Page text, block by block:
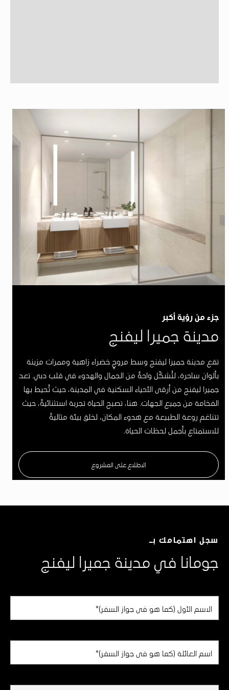
جزء من رؤية أكبر
مدينة جميرا ليفنج
تقع مدينة جميرا ليفنج وسط مروجٍ خضراء زاهية وممرات مزينة
بألوان ساحرة، لتُشكّل واحةً من الجمال والهدوء في قلب دبي. تعد
جميرا ليفنج من أرقى الأحياء السكنية في المدينة، حيث تُحيط بها
الفخامة من جميع الجهات. هنا، تصبح الحياة تجربة استثنائيةً، حيث
تتناغم روعة الطبيعة مع هدوء المكان، لخلق بيئة مثاليةً
للاستمتاع بأجمل لحظات الحياة.
الاطلاع على المشروع
سجل اهتمامك بـ
جومانا في مدينة جميرا ليفنج